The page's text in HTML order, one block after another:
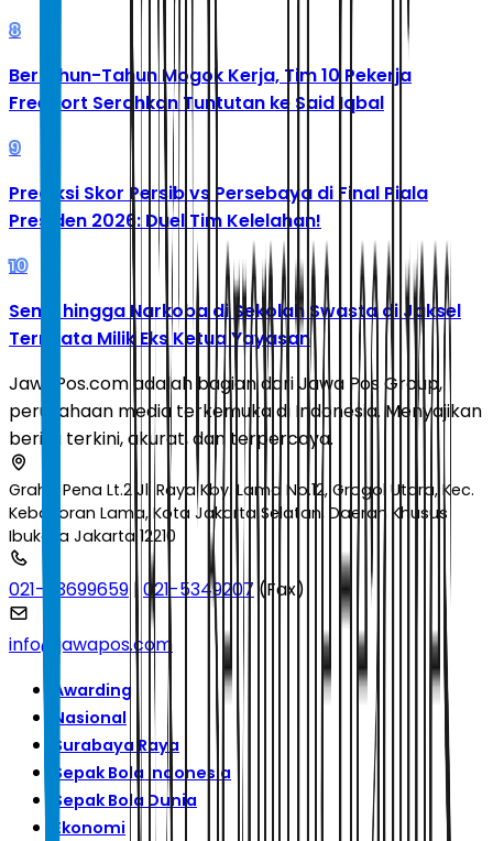
8
Bertahun-Tahun Mogok Kerja, Tim 10 Pekerja
Freeport Serahkan Tuntutan ke Said Iqbal
9
Prediksi Skor Persib vs Persebaya di Final Piala
Presiden 2026: Duel Tim Kelelahan!
10
Senpi hingga Narkoba di Sekolah Swasta di Jaksel
Ternyata Milik Eks Ketua Yayasan
JawaPos.com adalah bagian dari Jawa Pos Group,
perusahaan media terkemuka di Indonesia. Menyajikan
berita terkini, akurat, dan terpercaya.
Graha Pena Lt.2 Jl. Raya Kby. Lama No.12, Grogol Utara, Kec.
Kebayoran Lama, Kota Jakarta Selatan, Daerah Khusus
Ibukota Jakarta 12210
021-53699659 |021-5349207(Fax)
info@jawapos.com
Awarding
Nasional
Surabaya Raya
Sepak Bola Indonesia
Sepak Bola Dunia
Ekonomi